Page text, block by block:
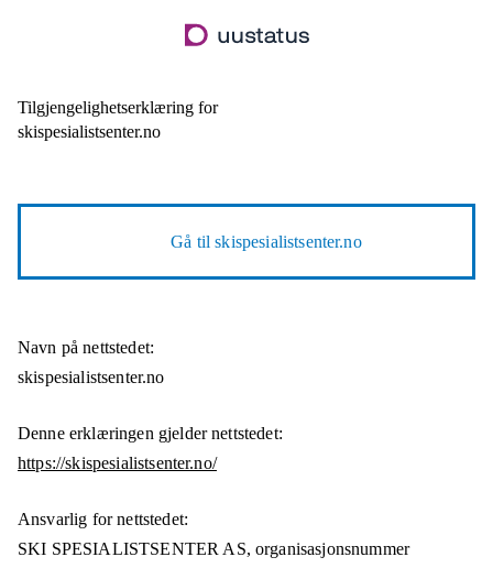
til
Tilgjengelighetserklæring for
skispesialistsenter.no
Gå tilskispesialistsenter.no
Navn på nettstedet:
skispesialistsenter.no
Denne erklæringen gjelder nettstedet:
https://skispesialistsenter.no/
Ansvarlig for nettstedet:
SKI SPESIALISTSENTER AS,organisasjonsnummer